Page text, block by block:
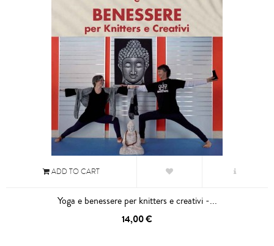
ADD TO CART
Yoga e benessere per knitters e creativi -...
14,00 €